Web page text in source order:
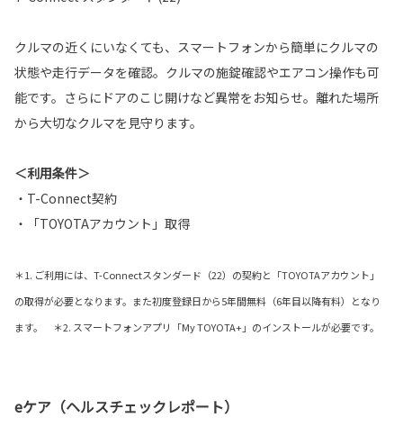
クルマの近くにいなくても、スマートフォンから簡単にクルマの
状態や走行データを確認。クルマの施錠確認やエアコン操作も可
能です。さらにドアのこじ開けなど異常をお知らせ。離れた場所
から大切なクルマを見守ります。
＜利用条件＞
・T-Connect契約
・「TOYOTAアカウント」取得
＊1. ご利用には、T-Connectスタンダード（22）の契約と「TOYOTAアカウント」
の取得が必要となります。また初度登録日から5年間無料（6年目以降有料）となり
ます。 ＊2. スマートフォンアプリ「My TOYOTA+」のインストールが必要です。
eケア（ヘルスチェックレポート）